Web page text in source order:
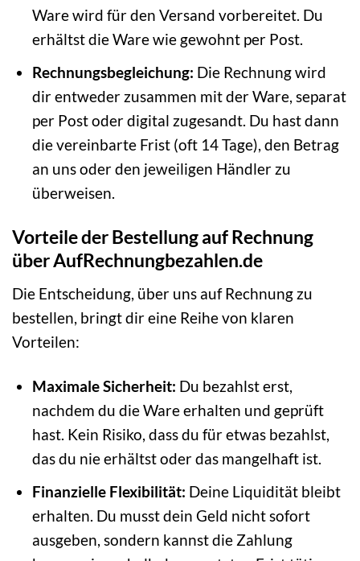
Ware wird für den Versand vorbereitet. Du
erhältst die Ware wie gewohnt per Post.
Rechnungsbegleichung: Die Rechnung wird
dir entweder zusammen mit der Ware, separat
per Post oder digital zugesandt. Du hast dann
die vereinbarte Frist (oft 14 Tage), den Betrag
an uns oder den jeweiligen Händler zu
überweisen.
Vorteile der Bestellung auf Rechnung
über AufRechnungbezahlen.de
Die Entscheidung, über uns auf Rechnung zu
bestellen, bringt dir eine Reihe von klaren
Vorteilen:
Maximale Sicherheit: Du bezahlst erst,
nachdem du die Ware erhalten und geprüft
hast. Kein Risiko, dass du für etwas bezahlst,
das du nie erhältst oder das mangelhaft ist.
Finanzielle Flexibilität: Deine Liquidität bleibt
erhalten. Du musst dein Geld nicht sofort
ausgeben, sondern kannst die Zahlung